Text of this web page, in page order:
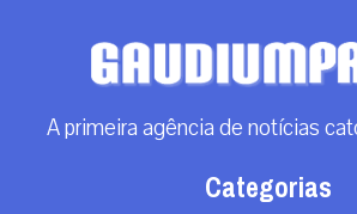
A primeira agência de notícias
Categorias